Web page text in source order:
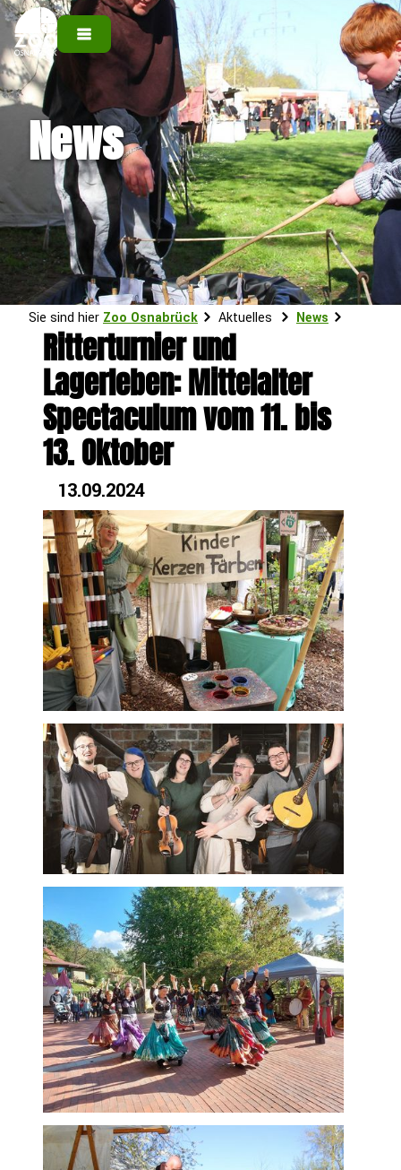
News
Sie sind hier Zoo Osnabrück Aktuelles News
Ritterturnier und
Lagerleben: Mittelalter
Spectaculum vom 11. bis
13. Oktober
13.09.2024